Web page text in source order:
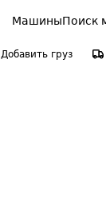
МашиныПоиск
Добавить груз